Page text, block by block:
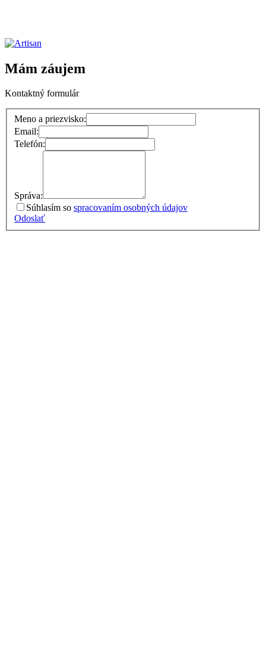
Mám záujem
Kontaktný formulár
Meno a priezvisko:
Email:
Telefón:
Správa:
Súhlasím so spracovaním osobných údajov
Odoslať